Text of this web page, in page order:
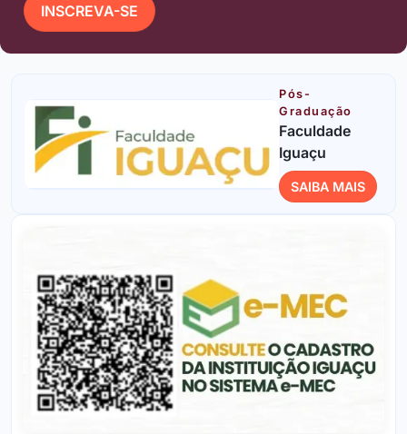
INSCREVA-SE
Pós-
Graduação
Faculdade
Iguaçu
SAIBA MAIS